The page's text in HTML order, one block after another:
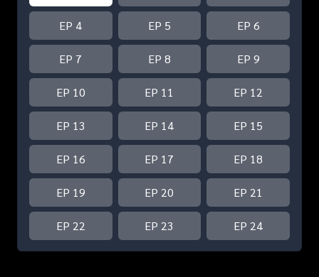
EP 4 EP 5 EP 6
EP 7 EP 8 EP 9
EP 10 EP 11 EP 12
EP 13 EP 14 EP 15
EP 16 EP 17 EP 18
EP 19 EP 20 EP 21
EP 22 EP 23 EP 24